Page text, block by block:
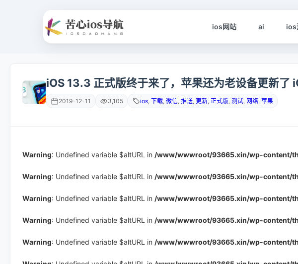
ios网站 ai ios
iOS 13.3 正式版终于来了，苹果还为老设备更新了
2019-12-11 3,105 ios, 下载, 微信, 推送, 更新, 正式版, 测试, 网络, 苹果
Warning: Undefined variable $altURL in /www/wwwroot/93665.xin/wp-content/
Warning: Undefined variable $altURL in /www/wwwroot/93665.xin/wp-content/
Warning: Undefined variable $altURL in /www/wwwroot/93665.xin/wp-content/
Warning: Undefined variable $altURL in /www/wwwroot/93665.xin/wp-content/
Warning: Undefined variable $altURL in /www/wwwroot/93665.xin/wp-content/